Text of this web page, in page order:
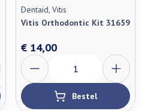
Dentaid, Vitis
Vitis Orthodontic Kit 31659
€ 14,00
Aantal
Bestel